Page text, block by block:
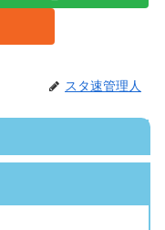
スタ速管理人